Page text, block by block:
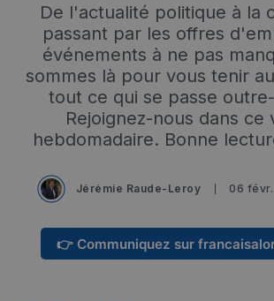
De l'actualité politique à la
passant par les offres
événements à ne pas
sommes là pour vous tenir
tout ce qui se passe
Rejoignez-nous dans ce
hebdomadaire. Bonne
Jérémie Raude-Leroy 06 févr.
👉 Communiquez sur